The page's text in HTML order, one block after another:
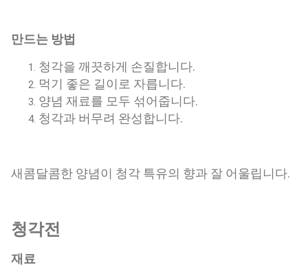
만드는 방법
청각을 깨끗하게 손질합니다.
먹기 좋은 길이로 자릅니다.
양념 재료를 모두 섞어줍니다.
청각과 버무려 완성합니다.
새콤달콤한 양념이 청각 특유의 향과 잘 어울립니다.
청각전
재료